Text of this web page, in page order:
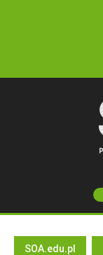
SOA.edu.pl